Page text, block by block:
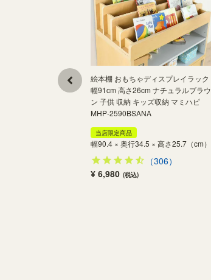
絵本棚 おもちゃディスプレイラック
幅91cm 高さ26cm ナチュラルブラウ
ン 子供 収納 キッズ収納 マミハピ
MHP-2590BSANA
当店限定商品
幅90.4 × 奥行34.5 × 高さ25.7（cm）
（306）
¥ 6,980 (税込)